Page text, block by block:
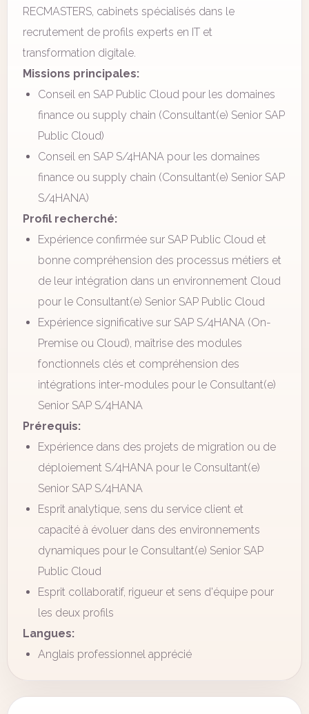
RECMASTERS, cabinets spécialisés dans le
recrutement de profils experts en IT et
transformation digitale.
Missions principales:
Conseil en SAP Public Cloud pour les domaines
finance ou supply chain (Consultant(e) Senior SAP
Public Cloud)
Conseil en SAP S/4HANA pour les domaines
finance ou supply chain (Consultant(e) Senior SAP
S/4HANA)
Profil recherché:
Expérience confirmée sur SAP Public Cloud et
bonne compréhension des processus métiers et
de leur intégration dans un environnement Cloud
pour le Consultant(e) Senior SAP Public Cloud
Expérience significative sur SAP S/4HANA (On-
Premise ou Cloud), maîtrise des modules
fonctionnels clés et compréhension des
intégrations inter-modules pour le Consultant(e)
Senior SAP S/4HANA
Prérequis:
Expérience dans des projets de migration ou de
déploiement S/4HANA pour le Consultant(e)
Senior SAP S/4HANA
Esprit analytique, sens du service client et
capacité à évoluer dans des environnements
dynamiques pour le Consultant(e) Senior SAP
Public Cloud
Esprit collaboratif, rigueur et sens d'équipe pour
les deux profils
Langues:
Anglais professionnel apprécié